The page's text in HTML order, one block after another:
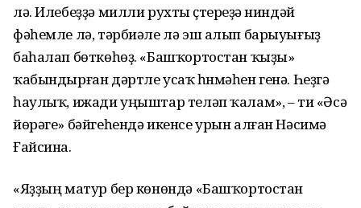
лә. Илебеҙҙә милли рухты үҫтереүҙә ниндәй
фәһемле лә, тәрбиәле лә эш алып барыуығыҙ
баһалап бөткөһөҙ. «Башҡортостан ҡыҙы»
ҡабындырған дәртле усаҡ һүнмәһен генә. Һеҙгә
һаулыҡ, ижади уңыштар теләп ҡалам», – ти «Әсә
йөрәге» бәйгеһендә икенсе урын алған Нәсимә
Ғайсина.
«Яҙҙың матур бер көнөндә «Башҡортостан